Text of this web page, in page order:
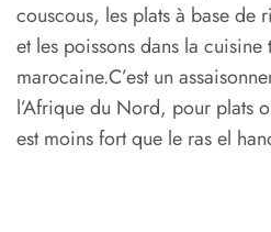
couscous, les plats à base de
et les poissons dans la cuisine
marocaine.C’est un
l’Afrique du Nord, pour plats
est moins fort que le ras el